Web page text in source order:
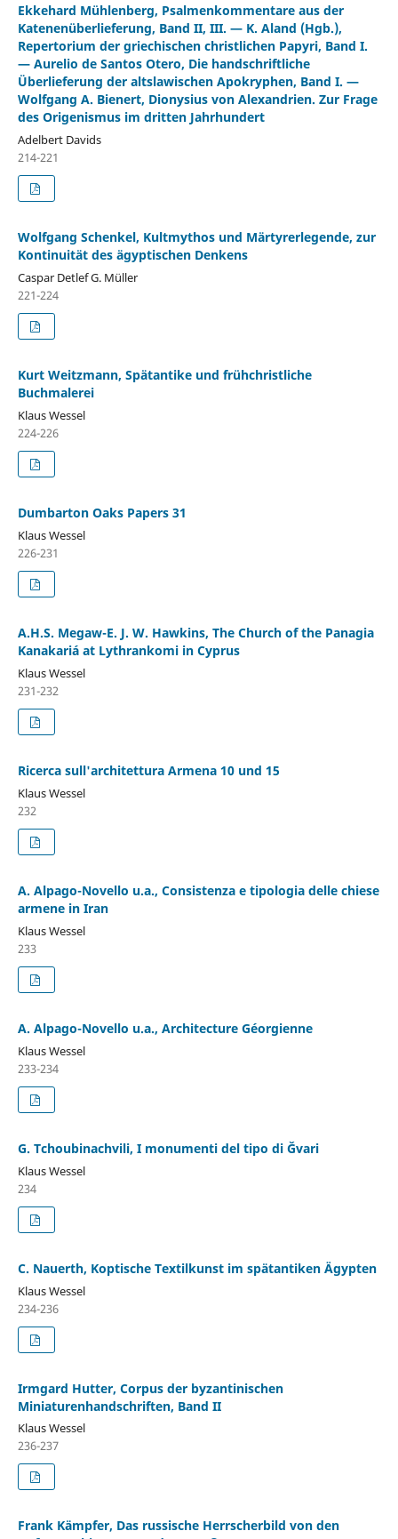
Ekkehard Mühlenberg, Psalmenkommentare aus der
Katenenüberlieferung, Band II, III. — K. Aland (Hgb.),
Repertorium der griechischen christlichen Papyri, Band I.
— Aurelio de Santos Otero, Die handschriftliche
Überlieferung der altslawischen Apokryphen, Band I. —
Wolfgang A. Bienert, Dionysius von Alexandrien. Zur Frage
des Origenismus im dritten Jahrhundert
Adelbert Davids
214-221
Wolfgang Schenkel, Kultmythos und Märtyrerlegende, zur
Kontinuität des ägyptischen Denkens
Caspar Detlef G. Müller
221-224
Kurt Weitzmann, Spätantike und frühchristliche
Buchmalerei
Klaus Wessel
224-226
Dumbarton Oaks Papers 31
Klaus Wessel
226-231
A.H.S. Megaw-E. J. W. Hawkins, The Church of the Panagia
Kanakariá at Lythrankomi in Cyprus
Klaus Wessel
231-232
Ricerca sull'architettura Armena 10 und 15
Klaus Wessel
232
A. Alpago-Novello u.a., Consistenza e tipologia delle chiese
armene in Iran
Klaus Wessel
233
A. Alpago-Novello u.a., Architecture Géorgienne
Klaus Wessel
233-234
G. Tchoubinachvili, I monumenti del tipo di Ǧvari
Klaus Wessel
234
C. Nauerth, Koptische Textilkunst im spätantiken Ägypten
Klaus Wessel
234-236
Irmgard Hutter, Corpus der byzantinischen
Miniaturenhandschriften, Band II
Klaus Wessel
236-237
Frank Kämpfer, Das russische Herrscherbild von den